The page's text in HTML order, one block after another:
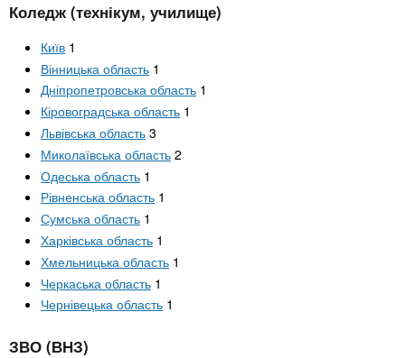
Коледж (технікум, училище)
Київ 1
Вінницька область 1
Дніпропетровська область 1
Кіровоградська область 1
Львівська область 3
Миколаївська область 2
Одеська область 1
Рівненська область 1
Сумська область 1
Харківська область 1
Хмельницька область 1
Черкаська область 1
Чернівецька область 1
ЗВО (ВНЗ)